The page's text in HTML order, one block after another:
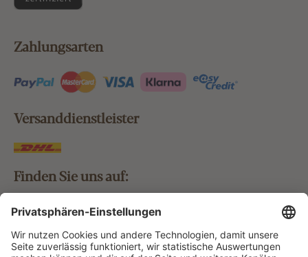
Zahlungsarten
Versanddienstleister
Finden Sie uns auf:
Bestellung widerrufen